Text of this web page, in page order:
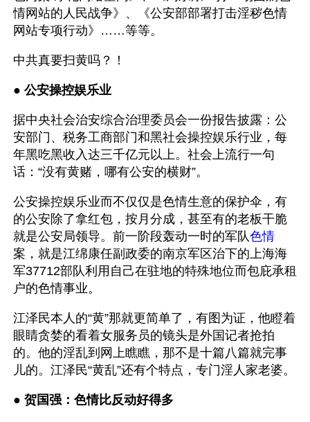
情网站的人民战争》、《公安部部署打击淫秽色情
网站专项行动》……等等。
中共真要扫黄吗？！
● 公安操控娱乐业
据中央社会治安综合治理委员会一份报告披露：公
安部门、税务工商部门和黑社会操控娱乐行业，每
年黑吃黑收入达三千亿元以上。社会上流行一句
话：“没有黄赌，哪有公安的横财”。
公安操控娱乐业而不仅仅是色情生意的保护伞，有
的公安除了拿红包，按月分成，甚至有的老板干脆
就是公安局领导。前一阶段轰动一时的军队色情
案，就是江绵康任副政委的南京军区治下的上海海
军37712部队利用自己在驻地的特殊地位而包庇承租
户的色情事业。
江泽民本人的“黄”那就更简单了，有图为证，他瞪着
眼睛贪婪的看着女服务员的镜头是外国记者抢拍
的。他的淫乱到网上瞧瞧，那不是十篇八篇就完事
儿的。江泽民“黄乱”还有个特点，专门淫人家老婆。
● 贺国强：色情比反动好得多